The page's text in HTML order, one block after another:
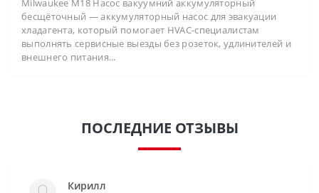
Milwaukee M18 Насос вакуумний аккумуляторный
бесщёточный — аккумуляторный насос для эвакуации
хладагента, который помогает HVAC-специалистам
выполнять сервисные выезды без розеток, удлинителей и
внешнего питания...
ПОСЛЕДНИЕ ОТЗЫВЫ
Кирилл